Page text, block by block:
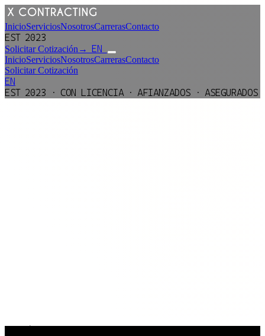
InicioServiciosNosotrosCarrerasContacto
EST 2023
Solicitar Cotización → EN
InicioServiciosNosotrosCarrerasContacto
Solicitar Cotización
EN
EST 2023 · CON LICENCIA · AFIANZADOS · ASEGURADOS